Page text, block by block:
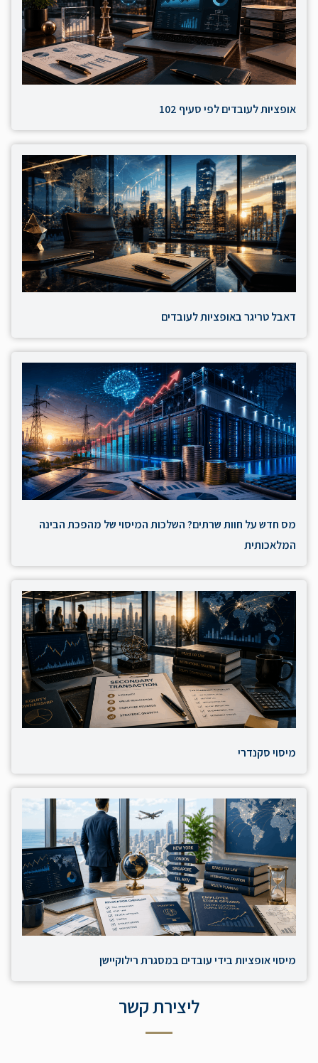
אופציות לעובדים לפי סעיף 102
דאבל טריגר באופציות לעובדים
מס חדש על חוות שרתים? השלכות המיסוי של מהפכת הבינה
המלאכותית
מיסוי סקנדרי
מיסוי אופציות בידי עובדים במסגרת רילוקיישן
ליצירת קשר